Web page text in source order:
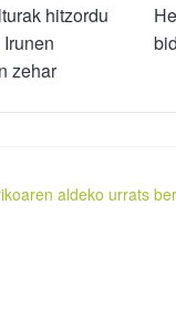
hitzordu
zehar
aldeko urrats